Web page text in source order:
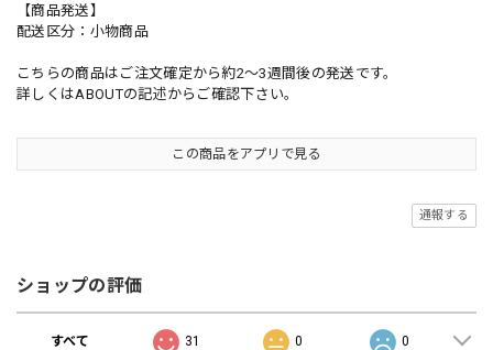
【商品発送】
配送区分：小物商品
こちらの商品はご注文確定から約2～3週間後の発送です。
詳しくはABOUTの記述からご確認下さい。
この商品をアプリで見る
通報する
ショップの評価
すべて 31 0 0